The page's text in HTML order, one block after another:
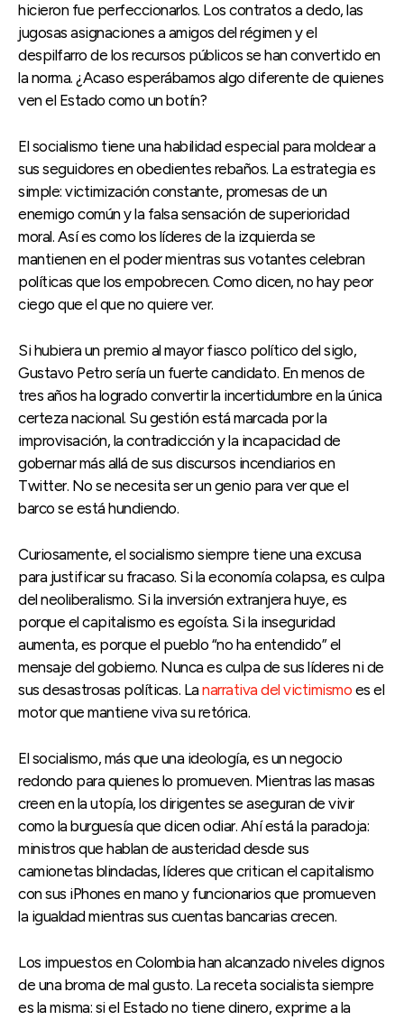
hicieron fue perfeccionarlos. Los contratos a dedo, las
jugosas asignaciones a amigos del régimen y el
despilfarro de los recursos públicos se han convertido en
la norma. ¿Acaso esperábamos algo diferente de quienes
ven el Estado como un botín?
El socialismo tiene una habilidad especial para moldear a
sus seguidores en obedientes rebaños. La estrategia es
simple: victimización constante, promesas de un
enemigo común y la falsa sensación de superioridad
moral. Así es como los líderes de la izquierda se
mantienen en el poder mientras sus votantes celebran
políticas que los empobrecen. Como dicen, no hay peor
ciego que el que no quiere ver.
Si hubiera un premio al mayor fiasco político del siglo,
Gustavo Petro sería un fuerte candidato. En menos de
tres años ha logrado convertir la incertidumbre en la única
certeza nacional. Su gestión está marcada por la
improvisación, la contradicción y la incapacidad de
gobernar más allá de sus discursos incendiarios en
Twitter. No se necesita ser un genio para ver que el
barco se está hundiendo.
Curiosamente, el socialismo siempre tiene una excusa
para justificar su fracaso. Si la economía colapsa, es culpa
del neoliberalismo. Si la inversión extranjera huye, es
porque el capitalismo es egoísta. Si la inseguridad
aumenta, es porque el pueblo “no ha entendido” el
mensaje del gobierno. Nunca es culpa de sus líderes ni de
sus desastrosas políticas. Lanarrativa del victimismo es el
motor que mantiene viva su retórica.
El socialismo, más que una ideología, es un negocio
redondo para quienes lo promueven. Mientras las masas
creen en la utopía, los dirigentes se aseguran de vivir
como la burguesía que dicen odiar. Ahí está la paradoja:
ministros que hablan de austeridad desde sus
camionetas blindadas, líderes que critican el capitalismo
con sus iPhones en mano y funcionarios que promueven
la igualdad mientras sus cuentas bancarias crecen.
Los impuestos en Colombia han alcanzado niveles dignos
de una broma de mal gusto. La receta socialista siempre
es la misma: si el Estado no tiene dinero, exprime a la